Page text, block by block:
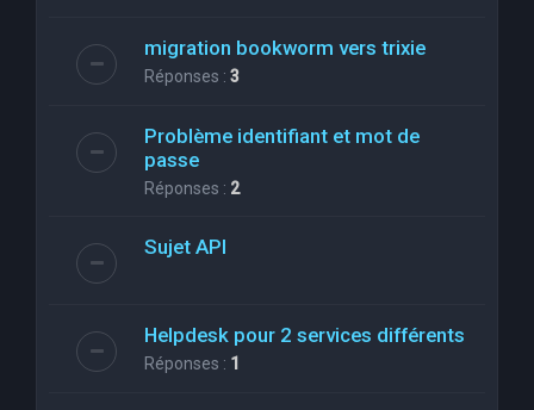
migration bookworm vers trixie
Réponses : 3
Problème identifiant et mot de
passe
Réponses : 2
Sujet API
Helpdesk pour 2 services différents
Réponses : 1